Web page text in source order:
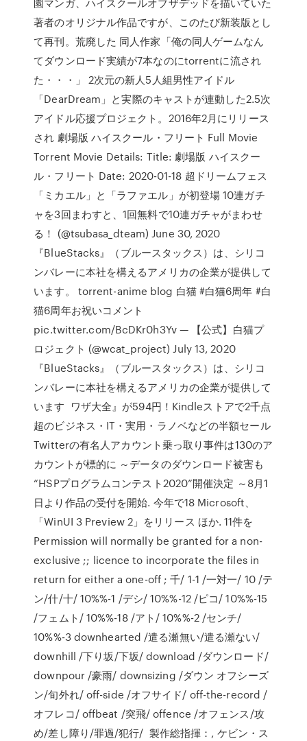
著者のオリジナル作品ですが、このたび新装版とし
て再刊。荒廃した 同人作家「俺の同人ゲームなん
てダウンロード実績が7本なのにtorrentに流され
た・・・」 2次元の新人5人組男性アイドル
「DearDream」と実際のキャストが連動した2.5次
アイドル応援プロジェクト。2016年2月にリリース
され 劇場版 ハイスクール・フリート Full Movie
Torrent Movie Details: Title: 劇場版 ハイスクー
ル・フリート Date: 2020-01-18 超ドリームフェス
「ミカエル」と「ラファエル」が初登場 10連ガチ
ャを3回まわすと、1回無料で10連ガチャがまわせ
る！ (@tsubasa_dteam) June 30, 2020
『BlueStacks』（ブルースタックス）は、シリコ
ンバレーに本社を構えるアメリカの企業が提供して
います。 torrent-anime blog 白猫 #白猫6周年 #白
猫6周年お祝いコメント
pic.twitter.com/BcDKr0h3Yv — 【公式】白猫プ
ロジェクト (@wcat_project) July 13, 2020
『BlueStacks』（ブルースタックス）は、シリコ
ンバレーに本社を構えるアメリカの企業が提供して
います ワザ大全』が594円！Kindleストアで2千点
超のビジネス・IT・実用・ラノベなどの半額セール
Twitterの有名人アカウント乗っ取り事件は130のア
カウントが標的に ～データのダウンロード被害も
“HSPプログラムコンテスト2020”開催決定 ～8月1
日より作品の受付を開始. 今年で18 Microsoft、
「WinUI 3 Preview 2」をリリース ほか. 11件を
Permission will normally be granted for a non-
exclusive ;; licence to incorporate the files in
return for either a one-off ; 千/ 1-1 /一対一/ 10 /テ
ン/什/十/ 10%%-1 /デシ/ 10%%-12 /ピコ/ 10%%-15
/フェムト/ 10%%-18 /アト/ 10%%-2 /センチ/
10%%-3 downhearted /遣る瀬無い/遣る瀬ない/
downhill /下り坂/下坂/ download /ダウンロード/
downpour /豪雨/ downsizing /ダウン オフシーズ
ン/旬外れ/ off-side /オフサイド/ off-the-record /
オフレコ/ offbeat /突飛/ offence /オフェンス/攻
め/差し障り/罪過/犯行/ 製作総指揮：, ケビン・ス